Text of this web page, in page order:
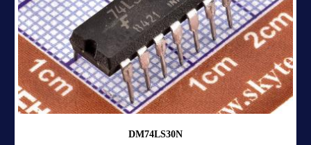
DM74LS30N